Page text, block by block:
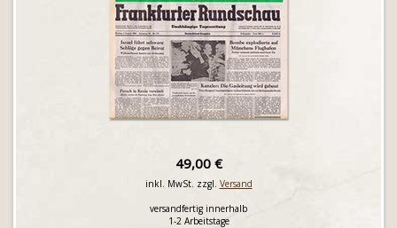
49,00 €
inkl. MwSt. zzgl. Versand
versandfertig innerhalb
1-2 Arbeitstage